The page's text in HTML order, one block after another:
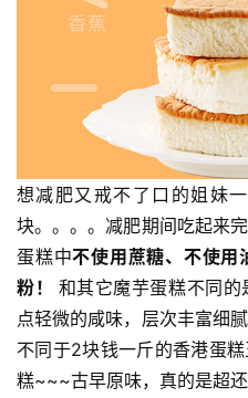
想减肥又戒不了口的姐妹
块。。。。减肥期间吃起来
蛋糕中不使用蔗糖、不使用
粉！ 和其它魔芋蛋糕不同
点轻微的咸味，层次丰富细
不同于2块钱一斤的香港蛋
糕~~~古早原味，真的是超